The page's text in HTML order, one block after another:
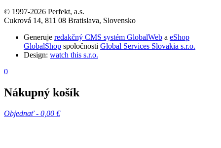
© 1997-2026 Perfekt, a.s.
Cukrová 14, 811 08 Bratislava, Slovensko
Generuje redakčný CMS systém GlobalWeb a eShop
GlobalShop spoločnosti Global Services Slovakia s.r.o.
Design: watch this s.r.o.
0
Nákupný košík
Objednať - 0,00 €